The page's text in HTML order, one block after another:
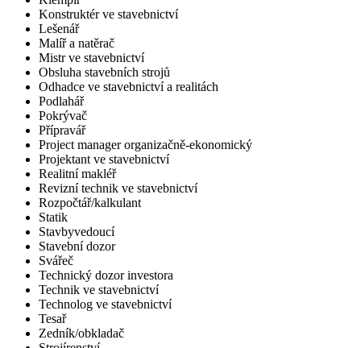
Konstruktér ve stavebnictví
Lešenář
Malíř a natěrač
Mistr ve stavebnictví
Obsluha stavebních strojů
Odhadce ve stavebnictví a realitách
Podlahář
Pokrývač
Přípravář
Project manager organizačně-ekonomický
Projektant ve stavebnictví
Realitní makléř
Revizní technik ve stavebnictví
Rozpočtář/kalkulant
Statik
Stavbyvedoucí
Stavební dozor
Svářeč
Technický dozor investora
Technik ve stavebnictví
Technolog ve stavebnictví
Tesař
Zedník/obkladač